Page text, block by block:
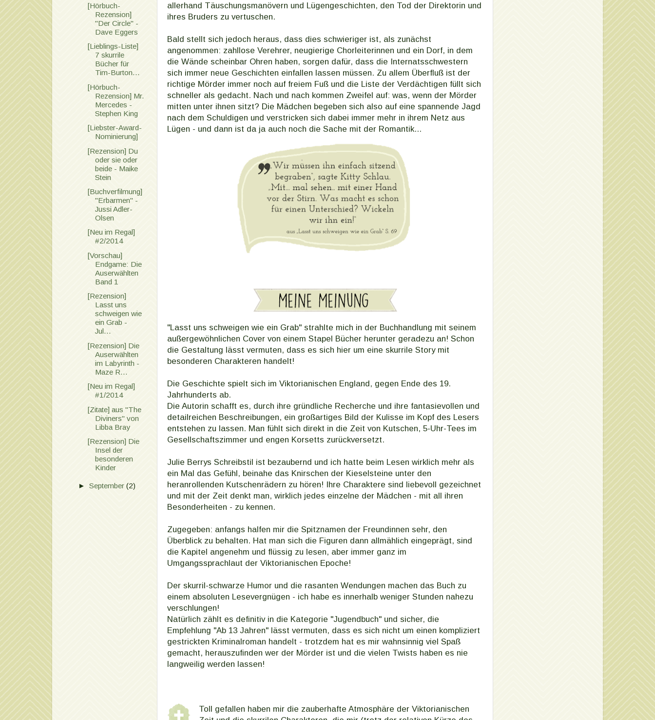
allerhand Täuschungsmanövern und Lügengeschichten, den Tod der Direktorin und
ihres Bruders zu vertuschen.
Bald stellt sich jedoch heraus, dass dies schwieriger ist, als zunächst
angenommen: zahllose Verehrer, neugierige Chorleiterinnen und ein Dorf, in dem
die Wände scheinbar Ohren haben, sorgen dafür, dass die Internatsschwestern
sich immer neue Geschichten einfallen lassen müssen. Zu allem Überfluß ist der
richtige Mörder immer noch auf freiem Fuß und die Liste der Verdächtigen füllt sich
schneller als gedacht. Nach und nach kommen Zweifel auf: was, wenn der Mörder
mitten unter ihnen sitzt? Die Mädchen begeben sich also auf eine spannende Jagd
nach dem Schuldigen und verstricken sich dabei immer mehr in ihrem Netz aus
Lügen - und dann ist da ja auch noch die Sache mit der Romantik...
"Lasst uns schweigen wie ein Grab" strahlte mich in der Buchhandlung mit seinem
außergewöhnlichen Cover von einem Stapel Bücher herunter geradezu an! Schon
die Gestaltung lässt vermuten, dass es sich hier um eine skurrile Story mit
besonderen Charakteren handelt!
Die Geschichte spielt sich im Viktorianischen England, gegen Ende des 19.
Jahrhunderts ab.
Die Autorin schafft es, durch ihre gründliche Recherche und ihre fantasievollen und
detailreichen Beschreibungen, ein großartiges Bild der Kulisse im Kopf des Lesers
entstehen zu lassen. Man fühlt sich direkt in die Zeit von Kutschen, 5-Uhr-Tees im
Gesellschaftszimmer und engen Korsetts zurückversetzt.
Julie Berrys Schreibstil ist bezaubernd und ich hatte beim Lesen wirklich mehr als
ein Mal das Gefühl, beinahe das Knirschen der Kieselsteine unter den
heranrollenden Kutschenrädern zu hören! Ihre Charaktere sind liebevoll gezeichnet
und mit der Zeit denkt man, wirklich jedes einzelne der Mädchen - mit all ihren
Besonderheiten - zu kennen.
Zugegeben: anfangs halfen mir die Spitznamen der Freundinnen sehr, den
Überblick zu behalten. Hat man sich die Figuren dann allmählich eingeprägt, sind
die Kapitel angenehm und flüssig zu lesen, aber immer ganz im
Umgangssprachlaut der Viktorianischen Epoche!
Der skurril-schwarze Humor und die rasanten Wendungen machen das Buch zu
einem absoluten Lesevergnügen - ich habe es innerhalb weniger Stunden nahezu
verschlungen!
Natürlich zählt es definitiv in die Kategorie "Jugendbuch" und sicher, die
Empfehlung "Ab 13 Jahren" lässt vermuten, dass es sich nicht um einen kompliziert
gestrickten Kriminalroman handelt - trotzdem hat es mir wahnsinnig viel Spaß
gemacht, herauszufinden wer der Mörder ist und die vielen Twists haben es nie
langweilig werden lassen!
Toll gefallen haben mir die zauberhafte Atmosphäre der Viktorianischen
[Hörbuch-
Rezension]
"Der Circle" -
Dave Eggers
[Lieblings-Liste]
7 skurrile
Bücher für
Tim-Burton...
[Hörbuch-
Rezension] Mr.
Mercedes -
Stephen King
[Liebster-Award-
Nominierung]
[Rezension] Du
oder sie oder
beide - Maike
Stein
[Buchverfilmung]
"Erbarmen" -
Jussi Adler-
Olsen
[Neu im Regal]
#2/2014
[Vorschau]
Endgame: Die
Auserwählten
Band 1
[Rezension]
Lasst uns
schweigen wie
ein Grab -
Jul...
[Rezension] Die
Auserwählten
im Labyrinth -
Maze R...
[Neu im Regal]
#1/2014
[Zitate] aus "The
Diviners" von
Libba Bray
[Rezension] Die
Insel der
besonderen
Kinder
►September(2)